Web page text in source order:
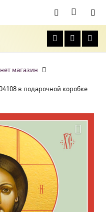
магазин
в подарочной коробке